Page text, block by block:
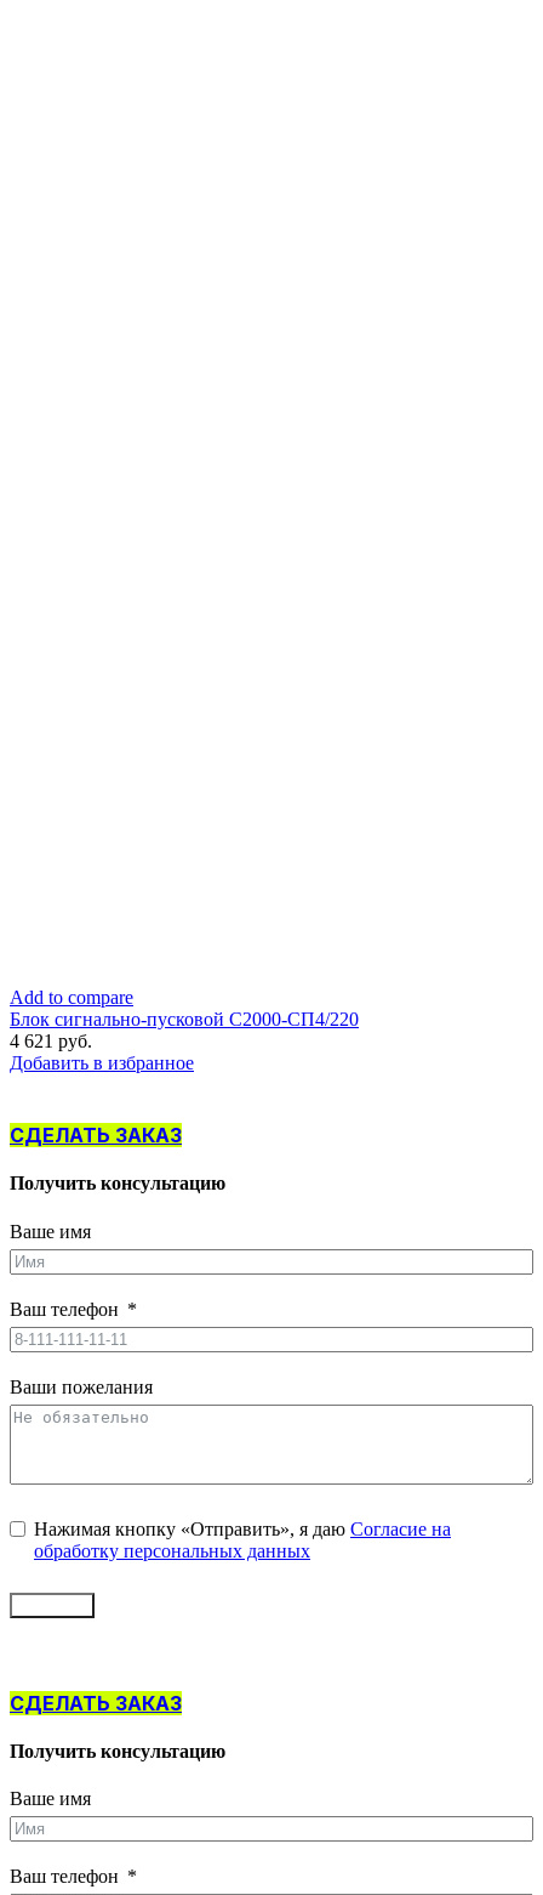
Add to compare
Блок сигнально-пусковой С2000-СП4/220
4 621 руб.
Добавить в избранное
СДЕЛАТЬ ЗАКАЗ
Получить консультацию
Ваше имя
Ваш телефон
Ваши пожелания
Нажимая кнопку «Отправить», я даю Согласие на
обработку персональных данных
СДЕЛАТЬ ЗАКАЗ
Получить консультацию
Ваше имя
Ваш телефон